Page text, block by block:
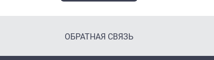
ОБРАТНАЯ СВЯЗЬ